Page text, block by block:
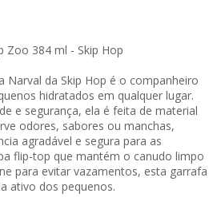
Zoo 384 ml - Skip Hop
Narval da Skip Hop é o companheiro
hidratados em qualquer lugar.
e segurança, ela é feita de material
odores, sabores ou manchas,
agradável e segura para as
flip-top que mantém o canudo limpo
para evitar vazamentos, esta garrafa
ativo dos pequenos.